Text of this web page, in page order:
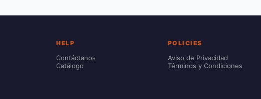
HELP
Contáctanos
Catálogo
POLICIES
Aviso de Privacidad
Términos y Condiciones